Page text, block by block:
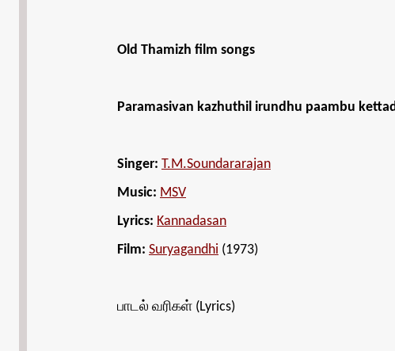
Old Thamizh film songs
Paramasivan kazhuthil irundhu paambu
Singer: T.M.Soundararajan
Music: MSV
Lyrics: Kannadasan
Film: Suryagandhi (1973)
பாடல் வரிகள் (Lyrics)